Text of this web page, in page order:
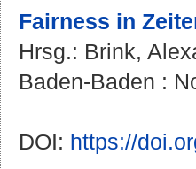
Fairness in
Hrsg.: Brink,
Baden-Baden :
DOI: https://